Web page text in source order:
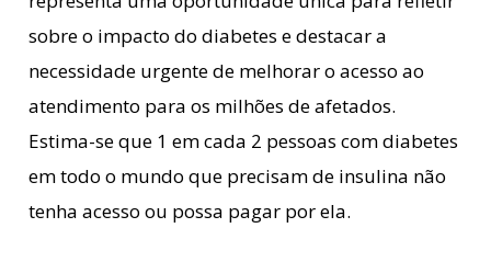
sobre o impacto do diabetes e destacar a
necessidade urgente de melhorar o acesso ao
atendimento para os milhões de afetados.
Estima-se que 1 em cada 2 pessoas com diabetes
em todo o mundo que precisam de insulina não
tenha acesso ou possa pagar por ela.